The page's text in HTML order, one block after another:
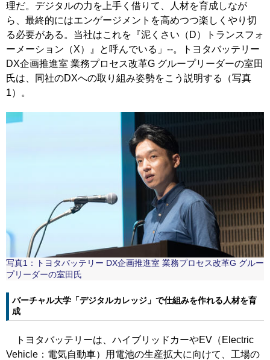
理だ。デジタルの力を上手く借りて、人材を育成しなが
ら、最終的にはエンゲージメントを高めつつ楽しくやり切
る必要がある。当社はこれを『泥くさい（D）トランスフォ
ーメーション（X）』と呼んでいる」--。トヨタバッテリー
DX企画推進室 業務プロセス改革G グループリーダーの室田
氏は、同社のDXへの取り組み姿勢をこう説明する（写真
1）。
写真1：トヨタバッテリー DX企画推進室 業務プロセス改革G グルー
プリーダーの室田氏
バーチャル大学「デジタルカレッジ」で仕組みを作れる人材を育
成
トヨタバッテリーは、ハイブリッドカーやEV（Electric
Vehicle：電気自動車）用電池の生産拡大に向けて、工場の